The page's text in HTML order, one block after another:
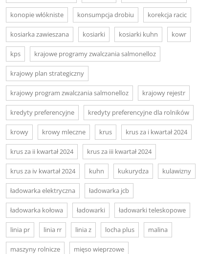
konopie włókniste konsumpcja drobiu korekcja racic
kosiarka zawieszana kosiarki kosiarki kuhn kowr
kps krajowe programy zwalczania salmonelloz
krajowy plan strategiczny
krajowy program zwalczania salmonelloz krajowy rejestr
kredyty preferencyjne kredyty preferencyjne dla rolników
krowy krowy mleczne krus krus za i kwartał 2024
krus za ii kwartał 2024 krus za iii kwartał 2024
krus za iv kwartał 2024 kuhn kukurydza kulawizny
ładowarka elektryczna ładowarka jcb
ładowarka kołowa ładowarki ładowarki teleskopowe
linia pr linia rr linia z locha plus malina
maszyny rolnicze mięso wieprzowe